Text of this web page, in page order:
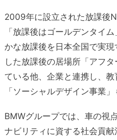
2009年に設立された放課後
「放課後はゴールデンタイ
かな放課後を日本全国で実
した放課後の居場所「アフ
ている他、企業と連携し、
「ソーシャルデザイン事業」
BMWグループでは、車の視
ナビリティに資する社会貢